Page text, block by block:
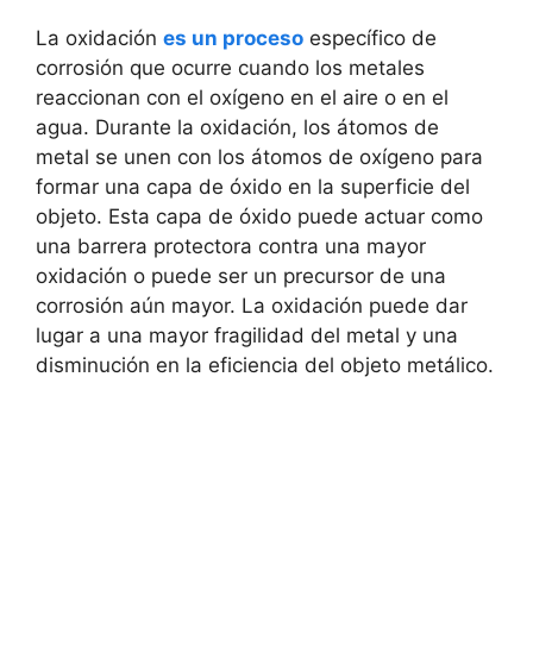
La oxidación es un proceso específico de
corrosión que ocurre cuando los metales
reaccionan con el oxígeno en el aire o en el
agua. Durante la oxidación, los átomos de
metal se unen con los átomos de oxígeno para
formar una capa de óxido en la superficie del
objeto. Esta capa de óxido puede actuar como
una barrera protectora contra una mayor
oxidación o puede ser un precursor de una
corrosión aún mayor. La oxidación puede dar
lugar a una mayor fragilidad del metal y una
disminución en la eficiencia del objeto metálico.